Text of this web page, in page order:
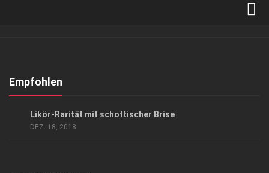
Kontakt, Impressum
Empfohlen
Likör-Rarität mit schottischer Brise
DEZ. 18, 2018